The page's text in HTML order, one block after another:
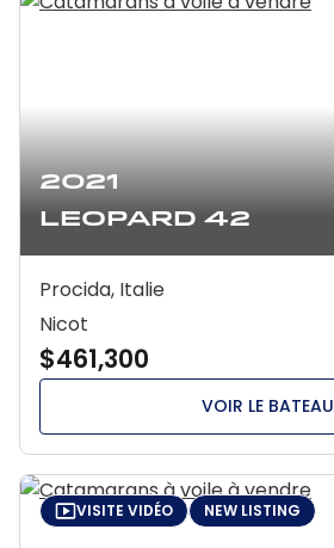
2021
Leopard 42
Procida, Italie
Nicot
$461,300
VOIR LE BATEAU
VISITE VIDÉO NEW LISTING